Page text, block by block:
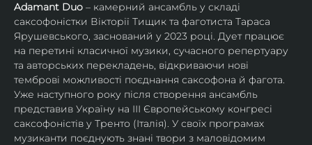
Adamant Duo – камерний ансамбль у складі
саксофоністки Вікторії Тищик та фаготиста Тараса
Ярушевського, заснований у 2023 році. Дует працює
на перетині класичної музики, сучасного репертуару
та авторських перекладень, відкриваючи нові
темброві можливості поєднання саксофона й фагота.
Уже наступного року після створення ансамбль
представив Україну на ІІІ Європейському конгресі
саксофоністів у Тренто (Італія). У своїх програмах
музиканти поєднують знані твори з маловідомим